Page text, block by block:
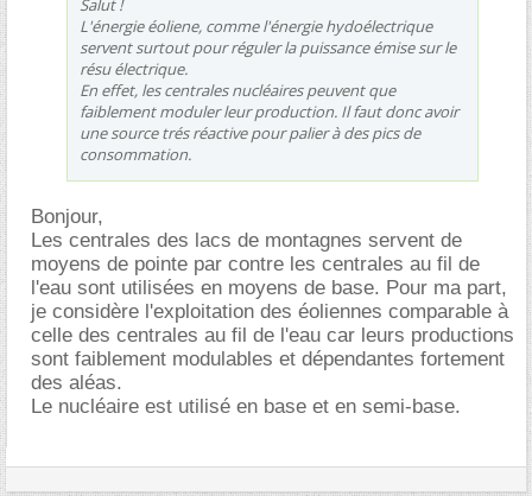
Salut !
L'énergie éoliene, comme l'énergie hydoélectrique
servent surtout pour réguler la puissance émise sur le
résu électrique.
En effet, les centrales nucléaires peuvent que
faiblement moduler leur production. Il faut donc avoir
une source trés réactive pour palier à des pics de
consommation.
Bonjour,
Les centrales des lacs de montagnes servent de
moyens de pointe par contre les centrales au fil de
l'eau sont utilisées en moyens de base. Pour ma part,
je considère l'exploitation des éoliennes comparable à
celle des centrales au fil de l'eau car leurs productions
sont faiblement modulables et dépendantes fortement
des aléas.
Le nucléaire est utilisé en base et en semi-base.